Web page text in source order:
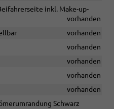
inkl. Make-up-
vorhanden
vorhanden
vorhanden
vorhanden
vorhanden
vorhanden
Schwarz